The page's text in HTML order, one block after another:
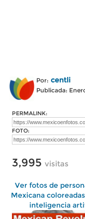
Por: centli
Publicada:
PERMALINK:
FOTO:
3,995 visitas
Ver fotos de
Mexicana
inteligencia